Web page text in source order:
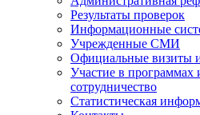
Результаты проверок
Информационные
Учрежденные СМИ
Официальные визиты
Участие в программах
сотрудничество
Статистическая